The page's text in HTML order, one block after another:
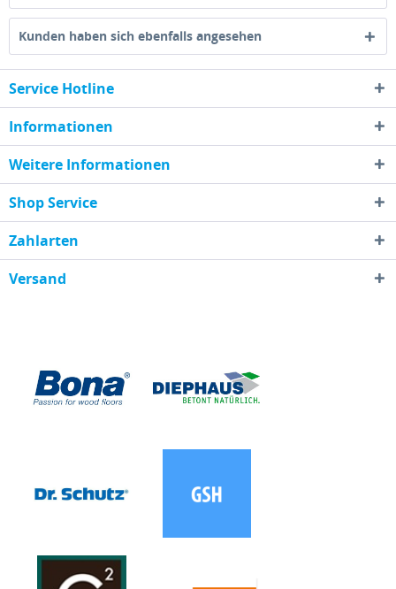
Kunden haben sich ebenfalls angesehen
Service Hotline
Informationen
Weitere Informationen
Shop Service
Zahlarten
Versand